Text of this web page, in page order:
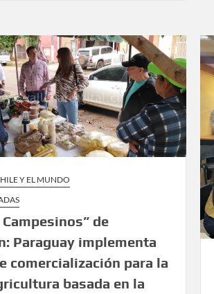
Y EL MUNDO
de
Paraguay implementa
comercialización para la
basada en la